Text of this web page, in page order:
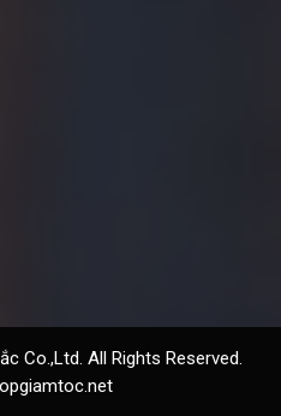
Co.,Ltd. All Rights Reserved.